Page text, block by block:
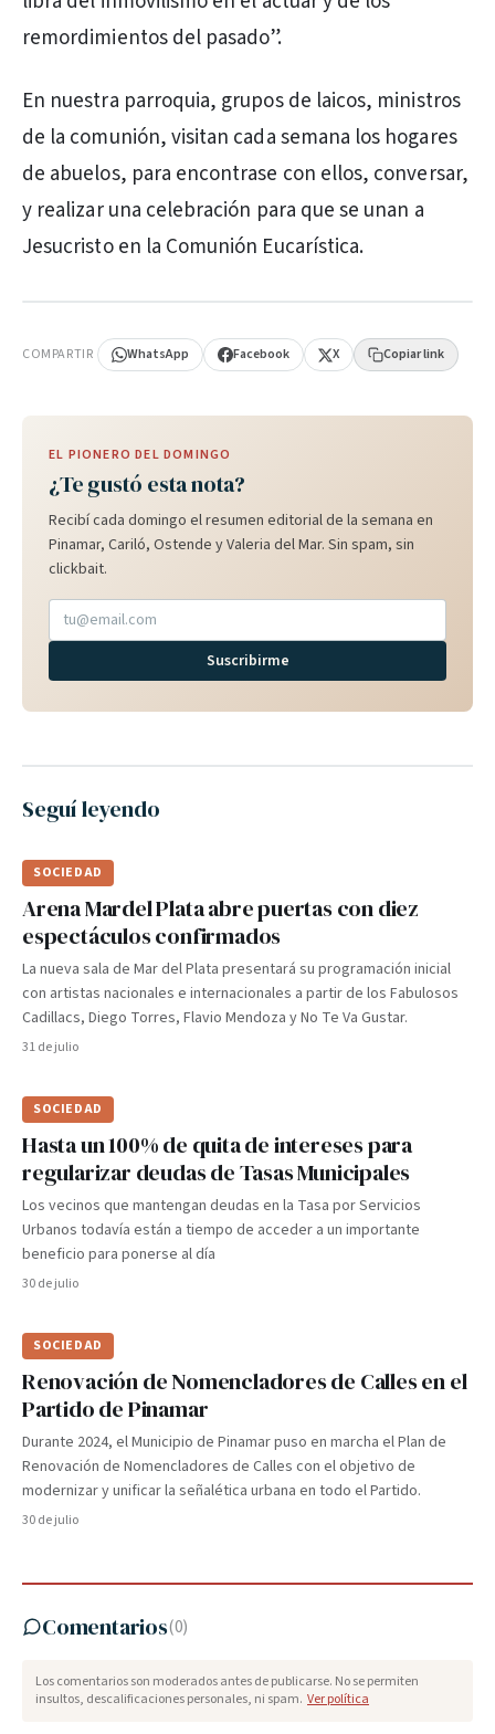
remordimientos del pasado”.
En nuestra parroquia, grupos de laicos, ministros
de la comunión, visitan cada semana los hogares
de abuelos, para encontrase con ellos, conversar,
y realizar una celebración para que se unan a
Jesucristo en la Comunión Eucarística.
COMPARTIR WhatsApp Facebook X Copiar link
EL PIONERO DEL DOMINGO
¿Te gustó esta nota?
Recibí cada domingo el resumen editorial de la semana en
Pinamar, Cariló, Ostende y Valeria del Mar. Sin spam, sin
clickbait.
Suscribirme
Seguí leyendo
SOCIEDAD
Arena Mardel Plata abre puertas con diez
espectáculos confirmados
La nueva sala de Mar del Plata presentará su programación inicial
con artistas nacionales e internacionales a partir de los Fabulosos
Cadillacs, Diego Torres, Flavio Mendoza y No Te Va Gustar.
31 de julio
SOCIEDAD
Hasta un 100% de quita de intereses para
regularizar deudas de Tasas Municipales
Los vecinos que mantengan deudas en la Tasa por Servicios
Urbanos todavía están a tiempo de acceder a un importante
beneficio para ponerse al día
30 de julio
SOCIEDAD
Renovación de Nomencladores de Calles en el
Partido de Pinamar
Durante 2024, el Municipio de Pinamar puso en marcha el Plan de
Renovación de Nomencladores de Calles con el objetivo de
modernizar y unificar la señalética urbana en todo el Partido.
30 de julio
Comentarios(0)
Los comentarios son moderados antes de publicarse. No se permiten
insultos, descalificaciones personales, ni spam. Ver política